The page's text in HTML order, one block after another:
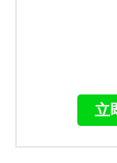
113原住民
○